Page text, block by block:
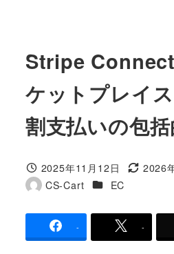
Stripe
ケットプレイ
割支払いの包
投稿日
2025年11月12日
更新日
2026
著
CS-Cart カテゴリー
EC
- -